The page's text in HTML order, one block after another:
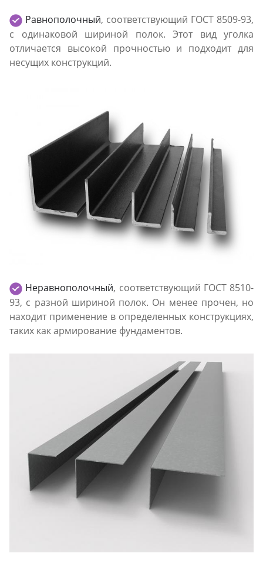
Равнополочный, соответствующий ГОСТ 8509-93,
с одинаковой шириной полок. Этот вид уголка
отличается высокой прочностью и подходит для
несущих конструкций.
Неравнополочный, соответствующий ГОСТ 8510-
93, с разной шириной полок. Он менее прочен, но
находит применение в определенных конструкциях,
таких как армирование фундаментов.